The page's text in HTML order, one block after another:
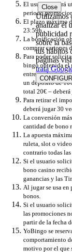
El usuario podrá
periodo
El plazo máximo
23:59h.
La bonificación
comprar cartones
Para poder
bingo obtenida el
entre su depósito
un depósito de
total 20€ –
Para retirar el
deberá jugar 30
La conversión
cantidad de bono
La apuesta
ruleta, slot o
contrario todas las
Si el usuario
bono casino
ganancias y las
Al jugar se usa
bonos.
Si el usuario
las promociones
partir de la fecha
YoBingo se
comportamiento
motivo por el que
Close
Utilizamos
analizar el
publicidad
sobre la
tus hábitos
páginas
trata